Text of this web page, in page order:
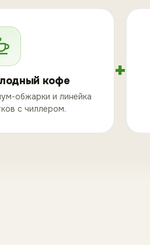
кофе
обжарки и линейка
с чиллером.
+